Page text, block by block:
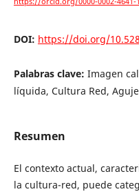
DOI: https://doi.org/
Palabras clave: Imagen
líquida, Cultura Red,
Resumen
El contexto actual,
la cultura-red, puede